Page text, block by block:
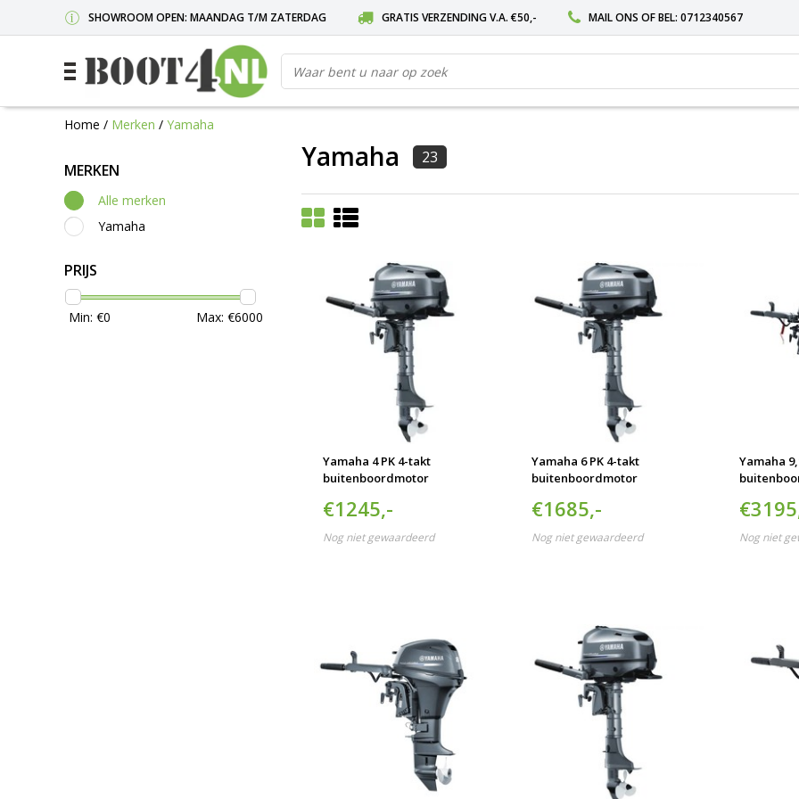
SHOWROOM OPEN: MAANDAG T/M ZATERDAG GRATIS VERZENDING V.A. €50,- MAIL ONS OF BEL: 0712340567
Home / Merken / Yamaha
MERKEN
Alle merken
Yamaha
PRIJS
Min: €0 Max: €6000
Yamaha 23
Yamaha 4 PK 4-takt
buitenboordmotor
€1245,-
Nog niet gewaardeerd
Yamaha 6 PK 4-takt
buitenboordmotor
€1685,-
Nog niet gewaardeerd
Yamaha
Nog niet